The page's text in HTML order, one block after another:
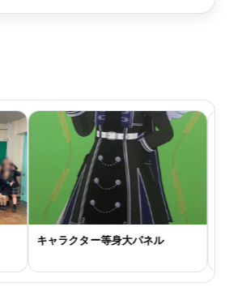
キャラクター等身大パネル